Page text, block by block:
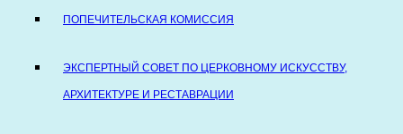
ПОПЕЧИТЕЛЬСКАЯ КОМИССИЯ
ЭКСПЕРТНЫЙ СОВЕТ ПО ЦЕРКОВНОМУ ИСКУССТВУ,
АРХИТЕКТУРЕ И РЕСТАВРАЦИИ